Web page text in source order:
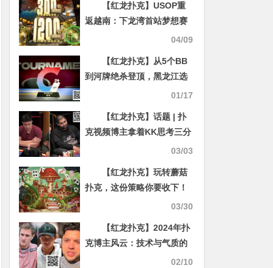
【红龙扑克】USOP重
返越南：下龙湾首站梦想赛
04/09
【红龙扑克】从5个BB
到河牌绝杀登顶，黑龙江选
手杨京达逆转摘冠，首届01/17
【红龙扑克】话题 | 扑
克视频博主拿着KK思考三分
钟才跟注，遭到Nik Airball
03/03
【红龙扑克】玩转蘑菇
扑克，这份策略你要收下！
03/30
【红龙扑克】2024年扑
克博主风云：技术与气质的
02/10